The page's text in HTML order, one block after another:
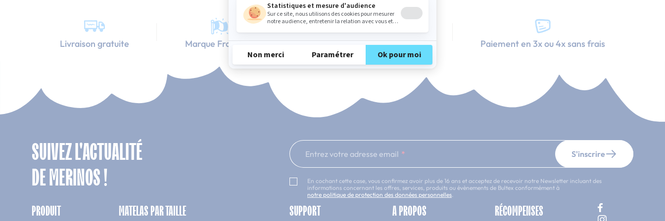
Livraison gratuite Marque Française Service client à votre écoute Paiement en 3x ou 4x sans frais
SUIVEZ L'ACTUALITÉ
DE MERINOS !
Entrez votre adresse email S'inscrire
En cochant cette case, vous confirmez avoir plus de 16 ans et acceptez de recevoir notre Newsletter incluant des
informations concernant les offres, services, produits ou évènements de Bultex conformément à
notre politique de protection des données personnelles
PRODUIT MATELAS PAR TAILLE SUPPORT A PROPOS RÉCOMPENSES